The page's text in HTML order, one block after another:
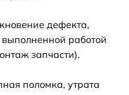
дефекта,
работой
запчасти).
поломка, утрата